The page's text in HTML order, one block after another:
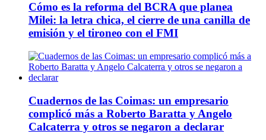
Cómo es la reforma del BCRA que planea
Milei: la letra chica, el cierre de una canilla de
emisión y el tironeo con el FMI
Cuadernos de las Coimas: un empresario
complicó más a Roberto Baratta y Angelo
Calcaterra y otros se negaron a declarar